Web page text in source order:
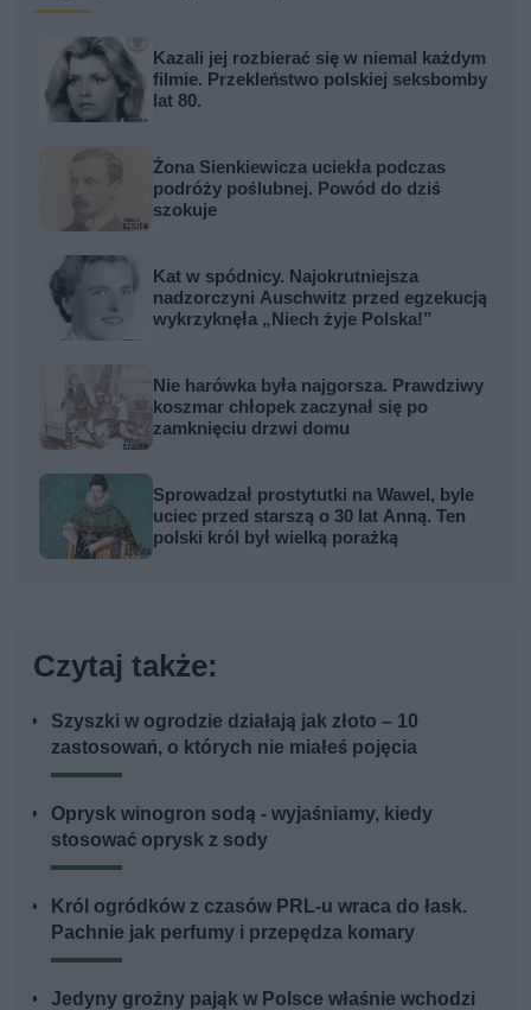
Kazali jej rozbierać się w niemal każdym
filmie. Przekleństwo polskiej seksbomby
lat 80.
Żona Sienkiewicza uciekła podczas
podróży poślubnej. Powód do dziś
szokuje
Kat w spódnicy. Najokrutniejsza
nadzorczyni Auschwitz przed egzekucją
wykrzyknęła „Niech żyje Polska!”
Nie harówka była najgorsza. Prawdziwy
koszmar chłopek zaczynał się po
zamknięciu drzwi domu
Sprowadzał prostytutki na Wawel, byle
uciec przed starszą o 30 lat Anną. Ten
polski król był wielką porażką
Czytaj także:
Szyszki w ogrodzie działają jak złoto – 10
zastosowań, o których nie miałeś pojęcia
Oprysk winogron sodą - wyjaśniamy, kiedy
stosować oprysk z sody
Król ogródków z czasów PRL-u wraca do łask.
Pachnie jak perfumy i przepędza komary
Jedyny groźny pająk w Polsce właśnie wchodzi